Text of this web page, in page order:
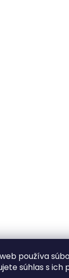
používa
súhlas s ich